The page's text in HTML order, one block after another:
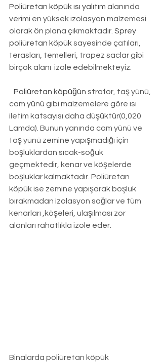
Poliüretan köpük ısı yalıtım alanında
verimi en yüksek izolasyon malzemesi
olarak ön plana çıkmaktadır. Sprey
poliüretan köpük sayesinde çatıları,
terasları, temelleri, trapez saclar gibi
birçok alanı  izole edebilmekteyiz.
Poliüretan köpüğün strafor, taş yünü,
cam yünü gibi malzemelere göre ısı
iletim katsayısı daha düşüktür(0,020
Lamda). Bunun yanında cam yünü ve
taş yünü zemine yapışmadığı için
boşluklardan sıcak-soğuk
geçmektedir, kenar ve köşelerde
boşluklar kalmaktadır. Poliüretan
köpük ise zemine yapışarak boşluk
bırakmadan izolasyon sağlar ve tüm
kenarları ,köşeleri, ulaşılması zor
alanları rahatlıkla izole eder.
Binalarda poliüretan köpük